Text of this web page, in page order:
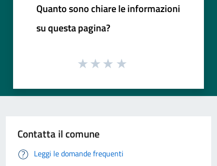
Quanto sono chiare le informazioni
su questa pagina?
Contatta il comune
Leggi le domande frequenti